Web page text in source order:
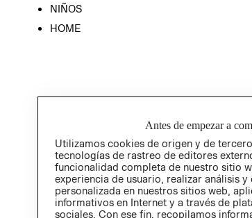
NIÑOS
HOME
Antes de empezar a
Utilizamos cookies de origen y de
tecnologías de rastreo de editores
funcionalidad completa de nuestro sitio
experiencia de usuario, realizar análisis
personalizada en nuestros sitios web,
informativos en Internet y a través de
sociales. Con ese fin, recopilamos